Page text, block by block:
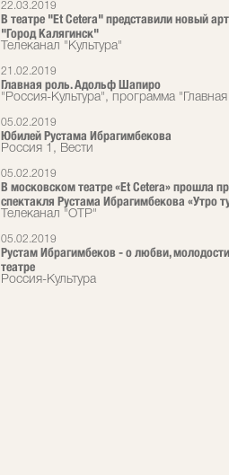
22.03.2019
В театре "Et Cetera" представили новый
"Город Калягинск"
Телеканал "Культура"
21.02.2019
Главная роль. Адольф Шапиро
"Россия-Культура", программа
05.02.2019
Юбилей Рустама Ибрагимбекова
Россия 1, Вести
05.02.2019
В московском театре «Et Cetera» прошла
спектакля Рустама Ибрагимбекова «Утро
Телеканал "ОТР"
05.02.2019
Рустам Ибрагимбеков - о любви,
театре
Россия-Культура